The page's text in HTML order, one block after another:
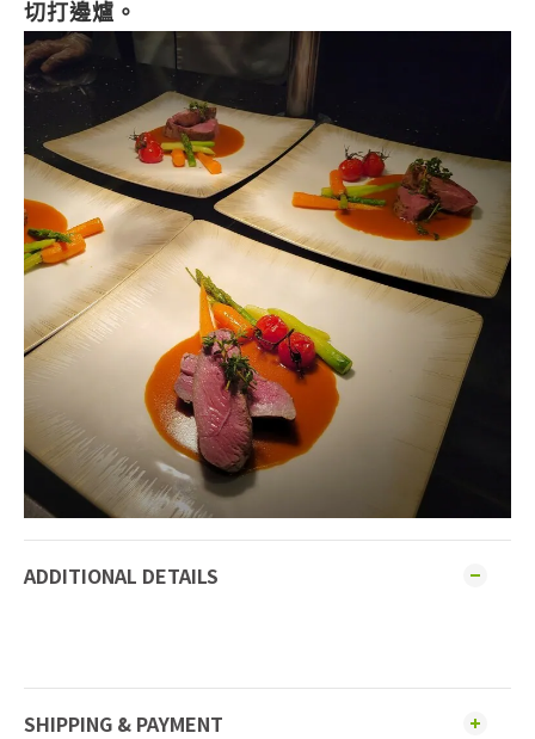
切打邊爐。
ADDITIONAL DETAILS
SHIPPING & PAYMENT